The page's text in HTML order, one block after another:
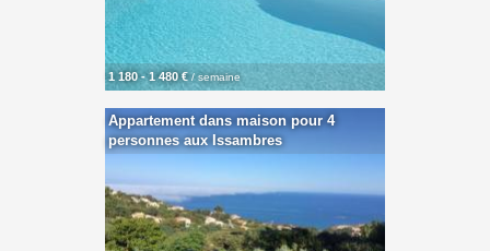
1 180 - 1 480 € / semaine
Appartement dans maison pour 4
personnes aux Issambres